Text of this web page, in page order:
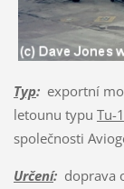
Typ:exportní
letounu typu Tu-
společnosti
Určení:doprava